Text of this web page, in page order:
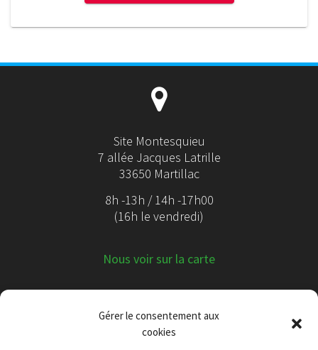
Gérer le consentement aux
cookies
Site Montesquieu
7 allée Jacques Latrille
33650 Martillac
8h -13h / 14h -17h00
(16h le vendredi)
Nous voir sur la carte